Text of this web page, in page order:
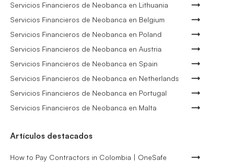
Servicios Financieros de Neobanca en Lithuania
Servicios Financieros de Neobanca en Belgium
Servicios Financieros de Neobanca en Poland
Servicios Financieros de Neobanca en Austria
Servicios Financieros de Neobanca en Spain
Servicios Financieros de Neobanca en Netherlands
Servicios Financieros de Neobanca en Portugal
Servicios Financieros de Neobanca en Malta
Artículos destacados
How to Pay Contractors in Colombia | OneSafe